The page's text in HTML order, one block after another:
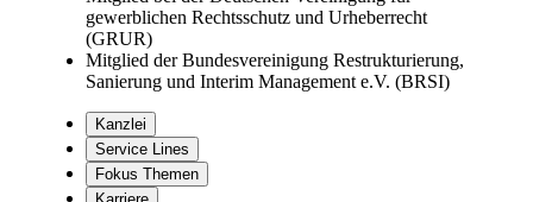
gewerblichen Rechtsschutz und Urheberrecht
(GRUR)
Mitglied der Bundesvereinigung Restrukturierung,
Sanierung und Interim Management e.V. (BRSI)
Kanzlei
Service Lines
Fokus Themen